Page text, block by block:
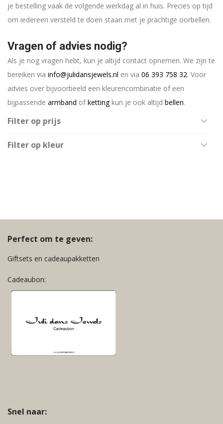
je bestelling vaak de volgende werkdag al in huis. Precies op tijd
om iedereen versteld te doen staan met je prachtige oorbellen.
Vragen of advies nodig?
Als je nog vragen hebt, kun je altijd contact opnemen. We zijn te
bereiken via info@julidansjewels.nl en via 06 393 758 32. Voor
advies over bijvoorbeeld een kleurencombinatie of een
bijpassende armband ofkettingkun je ook altijd bellen.
Filter op prijs
40
Filter op kleur
Perfect om te geven:
Giftsets en cadeaupakketten
Cadeaubon:
Snel naar: